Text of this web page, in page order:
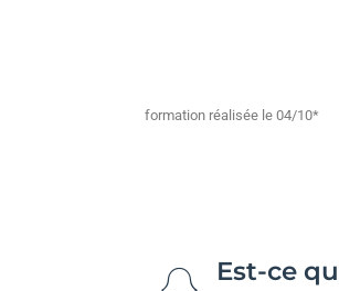
formation réalisée le 04/10*
Est-ce